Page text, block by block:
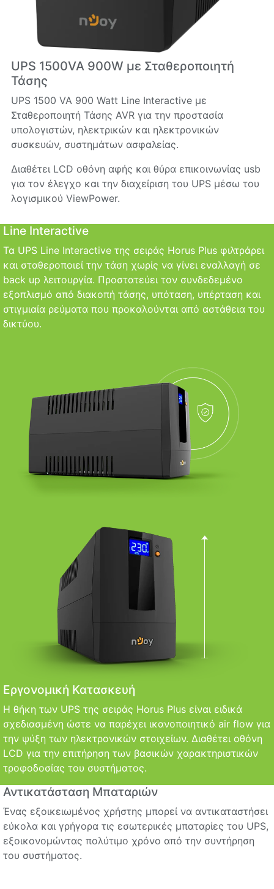
UPS 1500VA 900W με Σταθεροποιητή
Τάσης
UPS 1500 VA 900 Watt Line Interactive με
Σταθεροποιητή Τάσης AVR για την προστασία
υπολογιστών, ηλεκτρικών και ηλεκτρονικών
συσκευών, συστημάτων ασφαλείας.
Διαθέτει LCD οθόνη αφής και θύρα επικοινωνίας usb
για τον έλεγχο και την διαχείριση του UPS μέσω του
λογισμικού ViewPower.
Line Interactive
Τα UPS Line Interactive της σειράς Horus Plus φιλτράρει
και σταθεροποιεί την τάση χωρίς να γίνει εναλλαγή σε
back up λειτουργία. Προστατεύει τον συνδεδεμένο
εξοπλισμό από διακοπή τάσης, υπόταση, υπέρταση και
στιγμιαία ρεύματα που προκαλούνται από αστάθεια του
δικτύου.
Εργονομική Κατασκευή
Η θήκη των UPS της σειράς Horus Plus είναι ειδικά
σχεδιασμένη ώστε να παρέχει ικανοποιητικό air flow για
την ψύξη των ηλεκτρονικών στοιχείων. Διαθέτει οθόνη
LCD για την επιτήρηση των βασικών χαρακτηριστικών
τροφοδοσίας του συστήματος.
Αντικατάσταση Μπαταριών
Ένας εξοικειωμένος χρήστης μπορεί να αντικαταστήσει
εύκολα και γρήγορα τις εσωτερικές μπαταρίες του UPS,
εξοικονομώντας πολύτιμο χρόνο από την συντήρηση
του συστήματος.